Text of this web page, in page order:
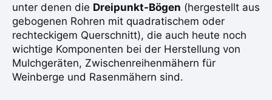
unter denen die Dreipunkt-Bögen (hergestellt aus
gebogenen Rohren mit quadratischem oder
rechteckigem Querschnitt), die auch heute noch
wichtige Komponenten bei der Herstellung von
Mulchgeräten, Zwischenreihenmähern für
Weinberge und Rasenmähern sind.